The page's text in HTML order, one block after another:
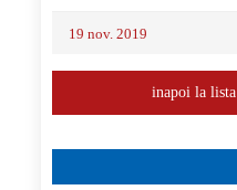
19 nov. 2019
inapoi la lista